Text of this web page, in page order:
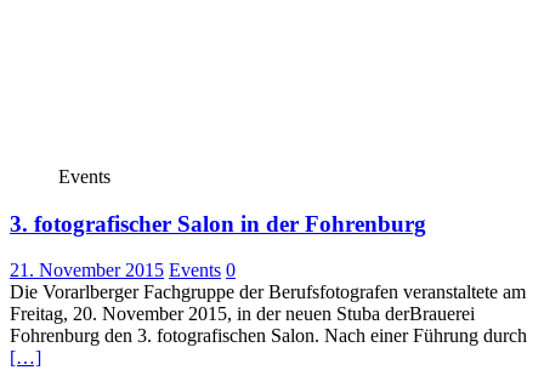
Events
3. fotografischer Salon in der Fohrenburg
21. November 2015 Events 0
Die Vorarlberger Fachgruppe der Berufsfotografen veranstaltete am
Freitag, 20. November 2015, in der neuen Stuba derBrauerei
Fohrenburg den 3. fotografischen Salon. Nach einer Führung durch
[…]